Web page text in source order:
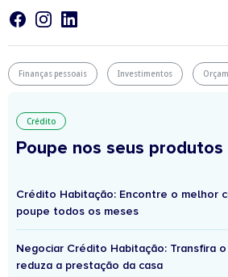
Finanças pessoais Investimentos
Crédito
Poupe nos seus
Crédito Habitação: Encontre o melhor
poupe todos os meses
Negociar Crédito Habitação: Transfira
reduza a prestação da casa